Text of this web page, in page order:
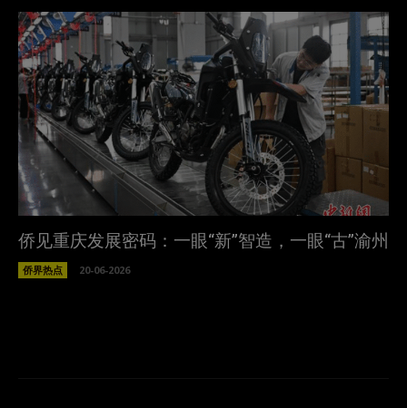
侨见重庆发展密码：一眼“新”智造，一眼“古”渝州
侨界热点 20-06-2026